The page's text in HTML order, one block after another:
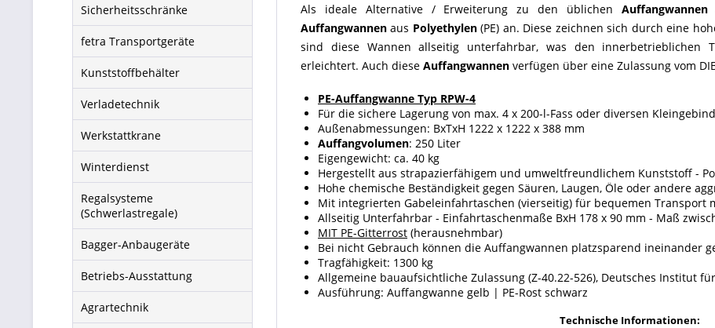
Sicherheitsschränke
fetra Transportgeräte
Kunststoffbehälter
Verladetechnik
Werkstattkrane
Winterdienst
Regalsysteme
(Schwerlastregale)
Bagger-Anbaugeräte
Betriebs-Ausstattung
Agrartechnik
Als ideale Alternative / Erweiterung zu den üblichen Auffangwannen
Auffangwannen aus Polyethylen(PE) an. Diese zeichnen sich durch eine
sind diese Wannen allseitig unterfahrbar, was den innerbetrieblichen
erleichtert. Auch diese Auffangwannen verfügen über eine Zulassung vom
PE-Auffangwanne Typ RPW-4
Für die sichere Lagerung von max. 4 x 200-l-Fass oder diversen
Außenabmessungen: BxTxH 1222 x 1222 x 388 mm
Auffangvolumen: 250 Liter
Eigengewicht: ca. 40 kg
Hergestellt aus strapazierfähigem und umweltfreundlichem Kunststoff -
Hohe chemische Beständigkeit gegen Säuren, Laugen, Öle oder andere
Mit integrierten Gabeleinfahrtaschen (vierseitig) für bequemen Transport
Allseitig Unterfahrbar - Einfahrtaschenmaße BxH 178 x 90 mm - Maß
MIT PE-Gitterrost (herausnehmbar)
Bei nicht Gebrauch können die Auffangwannen platzsparend ineinander
Tragfähigkeit: 1300 kg
Allgemeine bauaufsichtliche Zulassung (Z-40.22-526), Deutsches Institut
Ausführung: Auffangwanne gelb | PE-Rost schwarz
Technische Informationen: